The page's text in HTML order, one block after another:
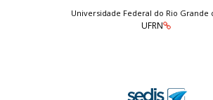
Universidade Federal do Rio Grande
UFRN